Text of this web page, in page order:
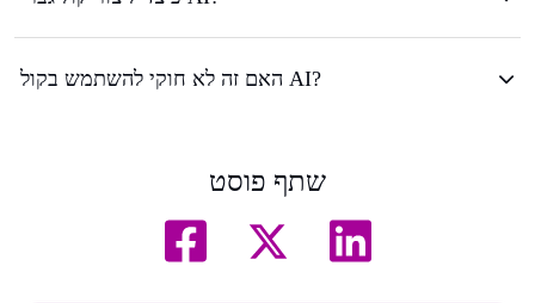
האם זה לא חוקי להשתמש בקול AI?
שתף פוסט